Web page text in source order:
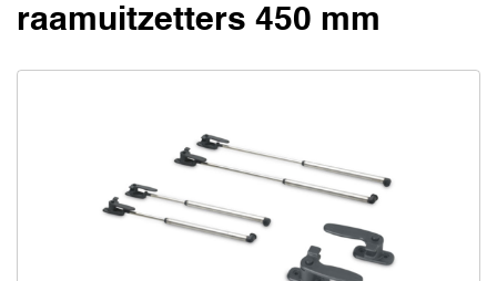
raamuitzetters 450 mm